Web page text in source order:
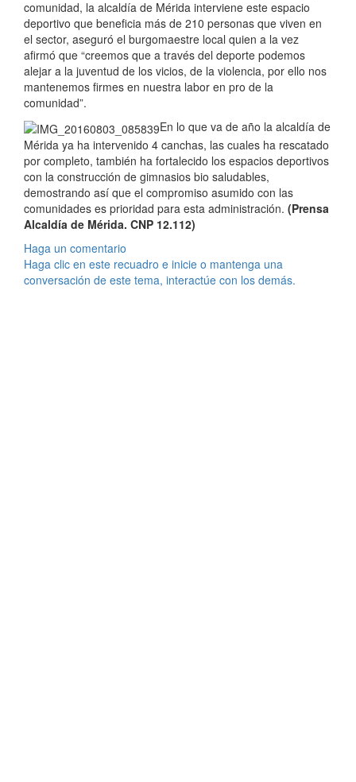
comunidad, la alcaldía de Mérida interviene este espacio
deportivo que beneficia más de 210 personas que viven en
el sector, aseguró el burgomaestre local quien a la vez
afirmó que “creemos que a través del deporte podemos
alejar a la juventud de los vicios, de la violencia, por ello nos
mantenemos firmes en nuestra labor en pro de la
comunidad”.
En lo que va de año la alcaldía de
Mérida ya ha intervenido 4 canchas, las cuales ha rescatado
por completo, también ha fortalecido los espacios deportivos
con la construcción de gimnasios bio saludables,
demostrando así que el compromiso asumido con las
comunidades es prioridad para esta administración. (Prensa
Alcaldía de Mérida. CNP 12.112)
Haga un comentario
Haga clic en este recuadro e inicie o mantenga una
conversación de este tema, interactúe con los demás.